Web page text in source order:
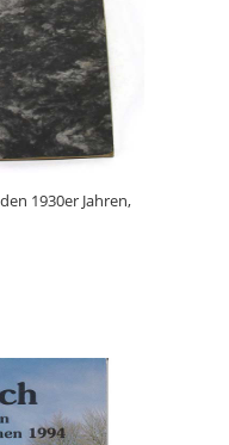
1930er Jahren,